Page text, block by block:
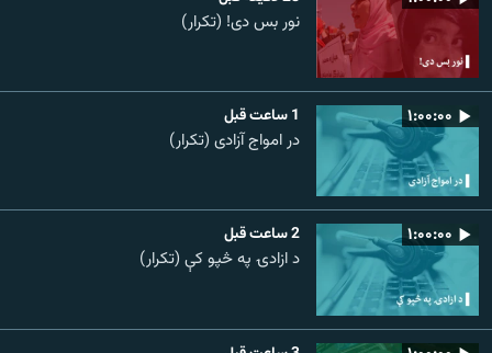
نور بس دی! (تکرار)
۱:۰۰:۰۰ 1 ساعت قبل
در امواج آزادی (تکرار)
۱:۰۰:۰۰ 2 ساعت قبل
د ازادۍ په څپو کې (تکرار)